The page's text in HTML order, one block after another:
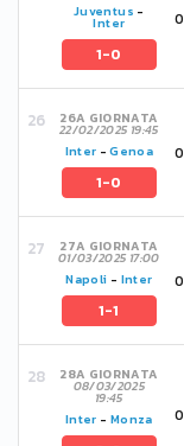
Juventus -
Inter
1-0
0
26A GIORNATA
22/02/2025 19:45
Inter -Genoa
1-0
0
27A GIORNATA
01/03/2025 17:00
Napoli - Inter
1-1
0
28A GIORNATA
08/03/2025
19:45
Inter - Monza 0